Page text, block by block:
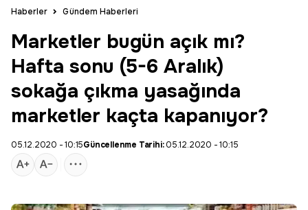
Haberler Gündem Haberleri
Marketler bugün açık mı?
Hafta sonu (5-6 Aralık)
sokağa çıkma yasağında
marketler kaçta kapanıyor?
05.12.2020 - 10:15Güncellenme Tarihi:05.12.2020 - 10:15